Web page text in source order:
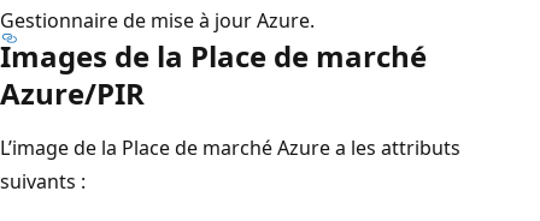
Gestionnaire de mise à jour Azure.
Images de la Place de marché
Azure/PIR
L’image de la Place de marché Azure a les attributs
suivants :